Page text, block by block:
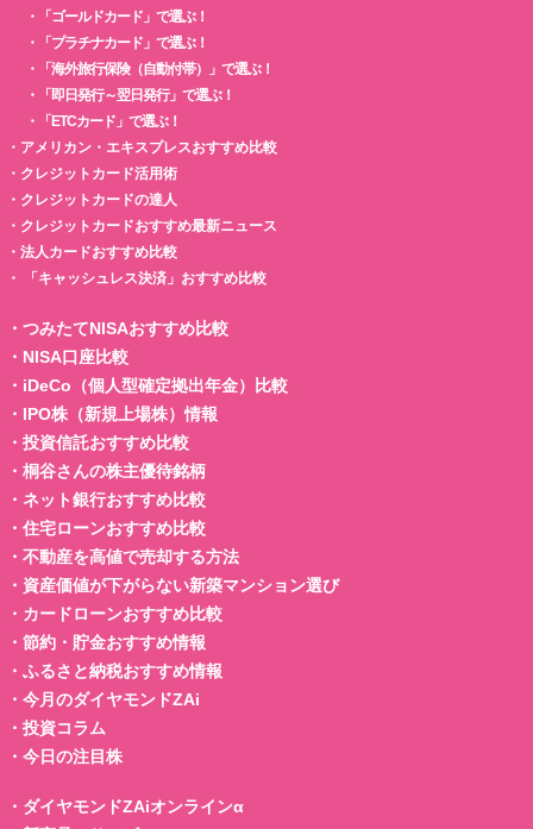
・
「ゴールドカード」で選ぶ！
・
「プラチナカード」で選ぶ！
・
「海外旅行保険（自動付帯）」で選ぶ！
・
「即日発行～翌日発行」で選ぶ！
・
「ETCカード」で選ぶ！
・ アメリカン・エキスプレスおすすめ比較
・ クレジットカード活用術
・ クレジットカードの達人
・ クレジットカードおすすめ最新ニュース
・ 法人カードおすすめ比較
・
「キャッシュレス決済」おすすめ比較
・ つみたてNISAおすすめ比較
・ NISA口座比較
・ iDeCo（個人型確定拠出年金）比較
・ IPO株（新規上場株）情報
・ 投資信託おすすめ比較
・ 桐谷さんの株主優待銘柄
・ ネット銀行おすすめ比較
・ 住宅ローンおすすめ比較
・ 不動産を高値で売却する方法
・ 資産価値が下がらない新築マンション選び
・ カードローンおすすめ比較
・ 節約・貯金おすすめ情報
・ ふるさと納税おすすめ情報
・ 今月のダイヤモンドZAi
・ 投資コラム
・ 今日の注目株
・ ダイヤモンドZAiオンラインα